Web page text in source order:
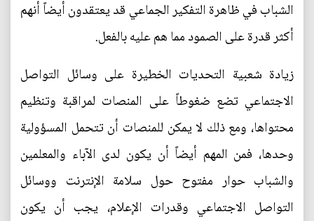
الشباب في ظاهرة التفكير الجماعي قد يعتقدون أيضاً أنهم
أكثر قدرة على الصمود مما هم عليه بالفعل.
زيادة شعبية التحديات الخطيرة على وسائل التواصل
الاجتماعي تضع ضغوطاً على المنصات لمراقبة وتنظيم
محتواها، ومع ذلك لا يمكن للمنصات أن تتحمل المسؤولية
وحدها، فمن المهم أيضاً أن يكون لدى الآباء والمعلمين
والشباب حوار مفتوح حول سلامة الإنترنت ووسائل
التواصل الاجتماعي وقدرات الإعلام، يجب أن يكون